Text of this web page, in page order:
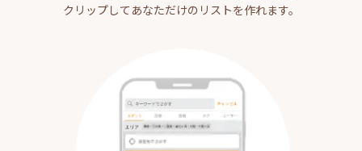
クリップしてあなただけのリストを作れます。